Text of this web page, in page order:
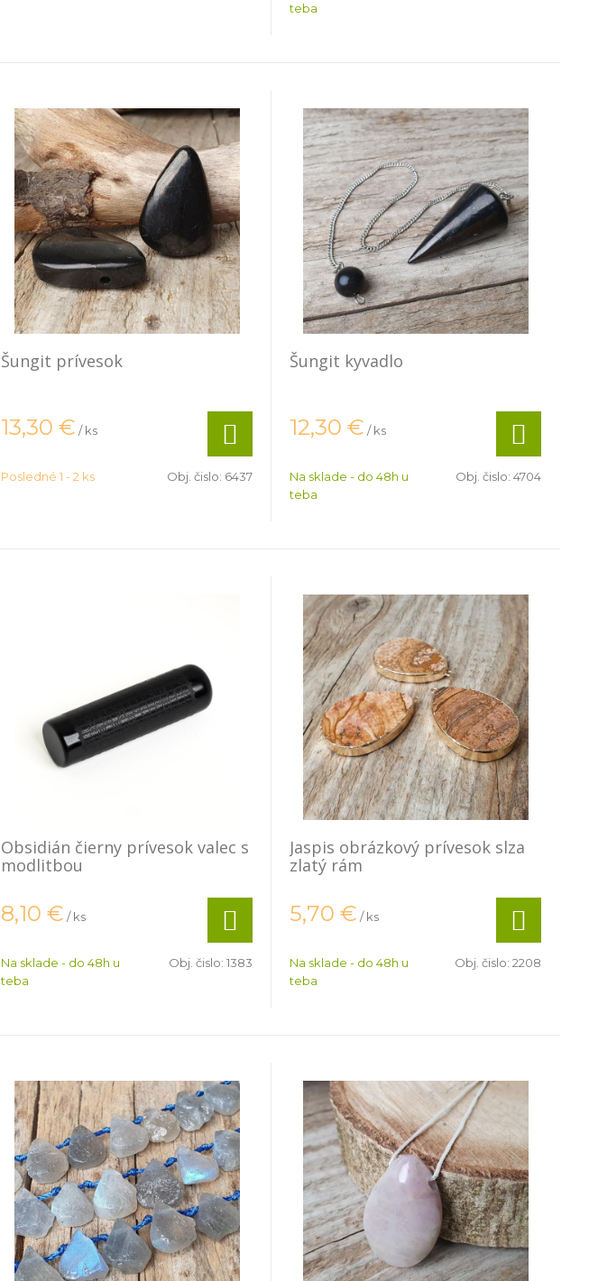
teba
Šungit prívesok
13,30 € / ks
Posledné 1 - 2 ks Obj. čislo: 6437
Šungit kyvadlo
12,30 € / ks
Na sklade - do 48h u
teba
Obj. čislo: 4704
Obsidián čierny prívesok valec s
modlitbou
8,10 € / ks
Na sklade - do 48h u
teba
Obj. čislo: 1383
Jaspis obrázkový prívesok slza
zlatý rám
5,70 € / ks
Na sklade - do 48h u
teba
Obj. čislo: 2208